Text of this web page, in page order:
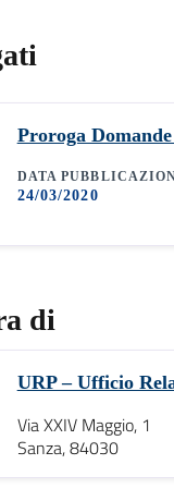
Proroga
DATA
24/03/2020
di
URP – Ufficio
Via XXIV Maggio, 1
Sanza, 84030